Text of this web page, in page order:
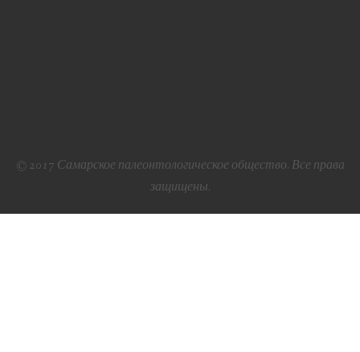
© 2017 Самарское палеонтологическое общество. Все права
защищены.